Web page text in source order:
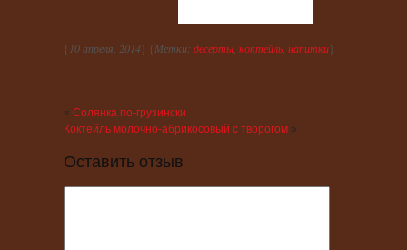
{ 10 апреля, 2014} {Метки: десерты коктейль напитки}
« Солянка по-грузински
Коктейль молочно-абрикосовый с творогом »
Оставить отзыв